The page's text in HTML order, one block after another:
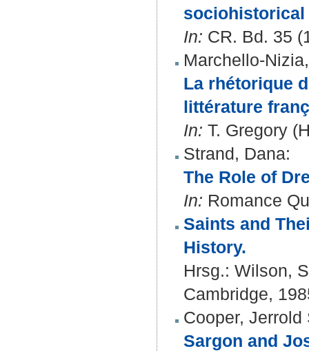
sociohistorical
In: CR. Bd. 35
Marchello-
La rhétorique
littérature
In: T. Gregory
Strand, Dana:
The Role of
In: Romance
Saints and
History.
Hrsg.: Wilson,
Cambridge,
Cooper, Jerrold
Sargon and